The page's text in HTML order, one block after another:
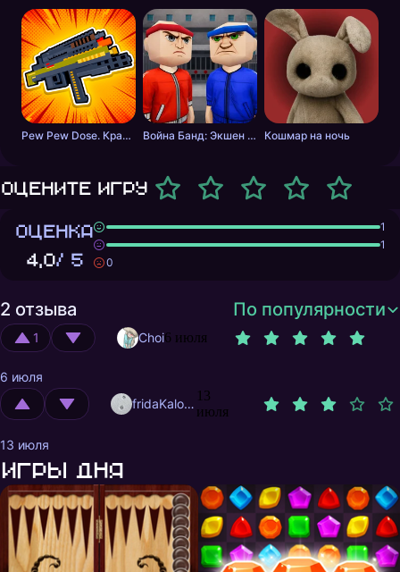
Pew Pew Dose. Крафт оружия Война Банд: Экшен шутер Кошмар на ночь
Оцените игру
ОЦЕНКА
4,0/ 5
1
1
0
2 отзыва По популярности
1 Choi6 июля
6 июля
fridaKalo0101
13
июля
13 июля
Игры дня